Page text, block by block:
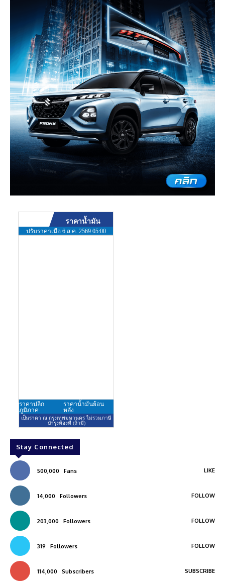
Stay Connected
500,000 Fans LIKE
14,000 Followers FOLLOW
203,000 Followers FOLLOW
319 Followers FOLLOW
114,000 Subscribers SUBSCRIBE